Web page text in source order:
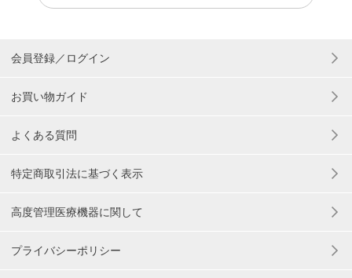
会員登録／ログイン
お買い物ガイド
よくある質問
特定商取引法に基づく表示
高度管理医療機器に関して
プライバシーポリシー